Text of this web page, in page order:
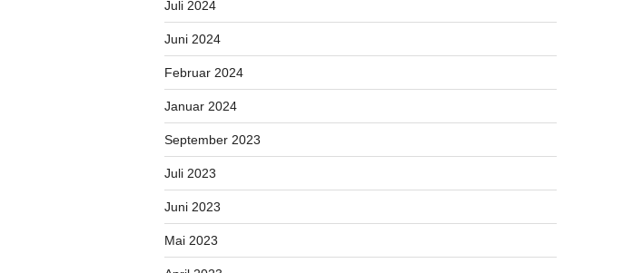
Juli 2024
Juni 2024
Februar 2024
Januar 2024
September 2023
Juli 2023
Juni 2023
Mai 2023